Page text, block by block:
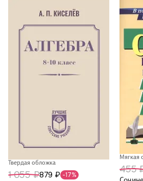
Твердая обложка
1 055 ₽879 ₽ -17%
Мягкая
455